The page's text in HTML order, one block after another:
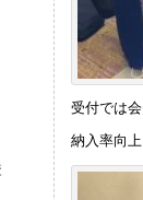
受付では
納入率向